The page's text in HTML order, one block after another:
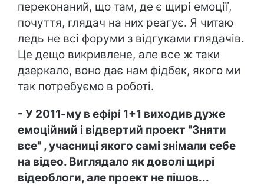
переконаний, що там, де є щирі емоції,
почуття, глядач на них реагує. Я читаю
ледь не всі форуми з відгуками глядачів.
Це дещо викривлене, але все ж таки
дзеркало, воно дає нам фідбек, якого ми
так потребуємо в роботі.
- У 2011-му в ефірі 1+1 виходив дуже
емоційний і відвертий проект "Зняти
все" , учасниці якого самі знімали себе
на відео. Виглядало як доволі щирі
відеоблоги, але проект не пішов...